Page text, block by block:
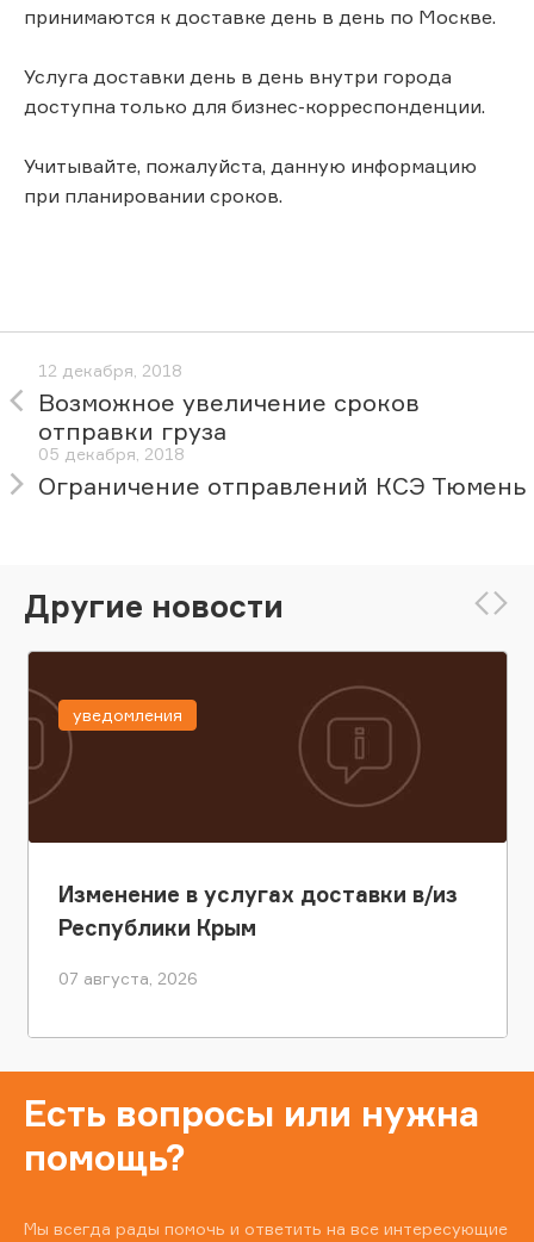
принимаются к доставке день в день по Москве.
Услуга доставки день в день внутри города
доступна только для бизнес-корреспонденции.
Учитывайте, пожалуйста, данную информацию
при планировании сроков.
12 декабря, 2018
Возможное увеличение сроков
отправки груза
05 декабря, 2018
Ограничение отправлений КСЭ Тюмень
Другие новости
Изменение в услугах доставки в/из
Республики Крым
07 августа, 2026
уведомления
Есть вопросы или нужна
помощь?
Мы всегда рады помочь и ответить на все интересующие